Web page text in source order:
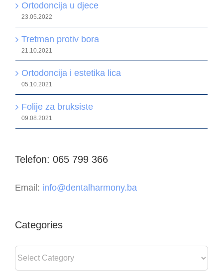
Ortodoncija u djece
23.05.2022
Tretman protiv bora
21.10.2021
Ortodoncija i estetika lica
05.10.2021
Folije za bruksiste
09.08.2021
Telefon: 065 799 366
Email: info@dentalharmony.ba
Categories
Categories